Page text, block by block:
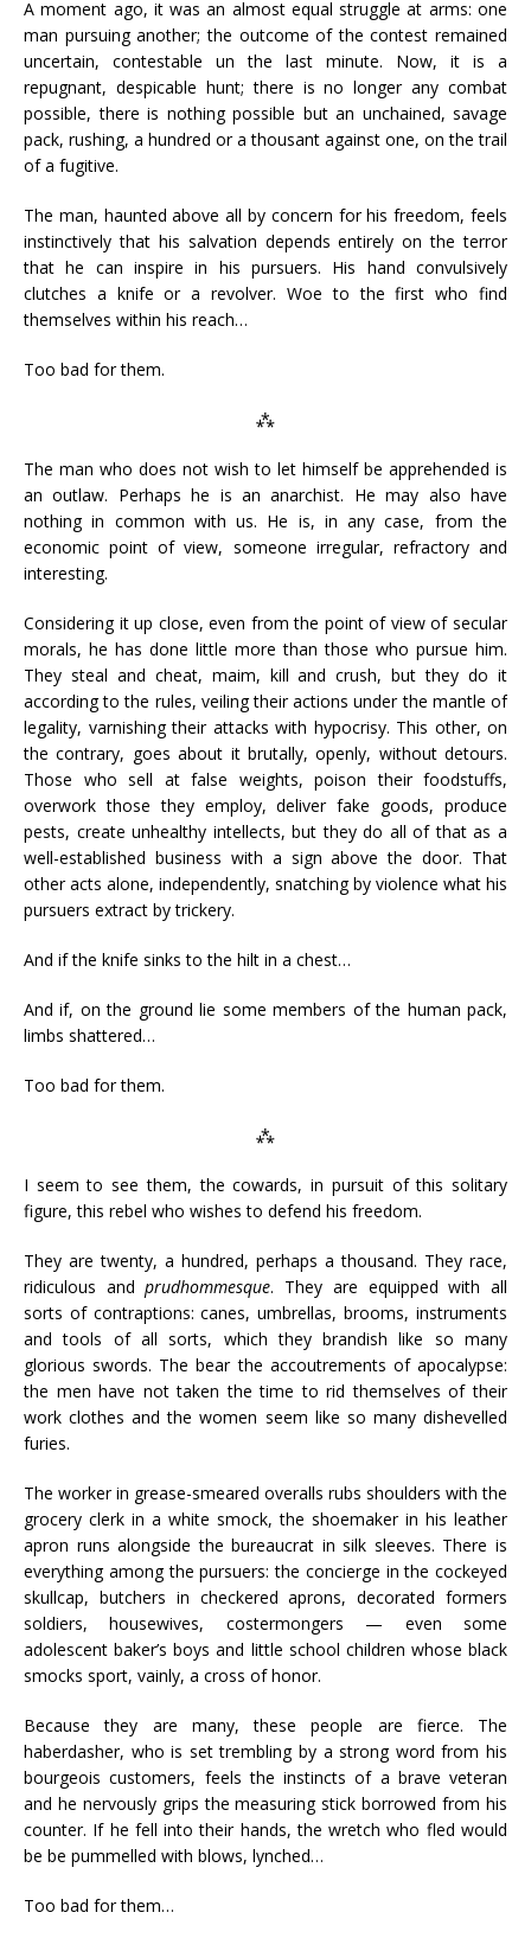
A moment ago, it was an almost equal struggle at arms: one
man pursuing another; the outcome of the contest remained
uncertain, contestable un the last minute. Now, it is a
repugnant, despicable hunt; there is no longer any combat
possible, there is nothing possible but an unchained, savage
pack, rushing, a hundred or a thousant against one, on the trail
of a fugitive.
The man, haunted above all by concern for his freedom, feels
instinctively that his salvation depends entirely on the terror
that he can inspire in his pursuers. His hand convulsively
clutches a knife or a revolver. Woe to the first who find
themselves within his reach…
Too bad for them.
⁂
The man who does not wish to let himself be apprehended is
an outlaw. Perhaps he is an anarchist. He may also have
nothing in common with us. He is, in any case, from the
economic point of view, someone irregular, refractory and
interesting.
Considering it up close, even from the point of view of secular
morals, he has done little more than those who pursue him.
They steal and cheat, maim, kill and crush, but they do it
according to the rules, veiling their actions under the mantle of
legality, varnishing their attacks with hypocrisy. This other, on
the contrary, goes about it brutally, openly, without detours.
Those who sell at false weights, poison their foodstuffs,
overwork those they employ, deliver fake goods, produce
pests, create unhealthy intellects, but they do all of that as a
well-established business with a sign above the door. That
other acts alone, independently, snatching by violence what his
pursuers extract by trickery.
And if the knife sinks to the hilt in a chest…
And if, on the ground lie some members of the human pack,
limbs shattered…
Too bad for them.
⁂
I seem to see them, the cowards, in pursuit of this solitary
figure, this rebel who wishes to defend his freedom.
They are twenty, a hundred, perhaps a thousand. They race,
ridiculous andprudhommesque. They are equipped with all
sorts of contraptions: canes, umbrellas, brooms, instruments
and tools of all sorts, which they brandish like so many
glorious swords. The bear the accoutrements of apocalypse:
the men have not taken the time to rid themselves of their
work clothes and the women seem like so many dishevelled
furies.
The worker in grease-smeared overalls rubs shoulders with the
grocery clerk in a white smock, the shoemaker in his leather
apron runs alongside the bureaucrat in silk sleeves. There is
everything among the pursuers: the concierge in the cockeyed
skullcap, butchers in checkered aprons, decorated formers
soldiers, housewives, costermongers — even some
adolescent baker’s boys and little school children whose black
smocks sport, vainly, a cross of honor.
Because they are many, these people are fierce. The
haberdasher, who is set trembling by a strong word from his
bourgeois customers, feels the instincts of a brave veteran
and he nervously grips the measuring stick borrowed from his
counter. If he fell into their hands, the wretch who fled would
be be pummelled with blows, lynched…
Too bad for them…